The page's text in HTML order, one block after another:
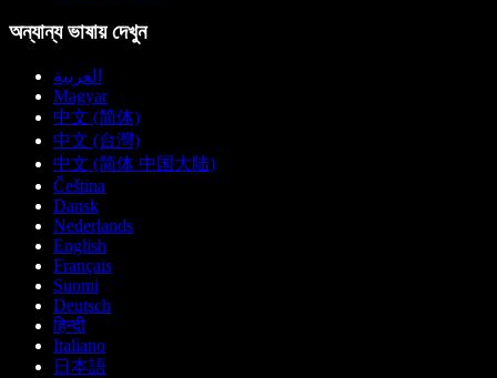
অন্যান্য ভাষায় দেখুন
العربية
Magyar
中文 (简体)
中文 (台灣)
中文 (简体 中国大陆)
Čeština
Dansk
Nederlands
English
Français
Suomi
Deutsch
हिन्दी
Italiano
日本語